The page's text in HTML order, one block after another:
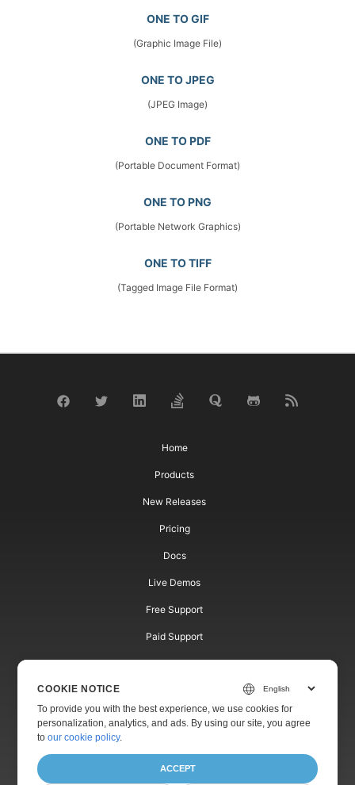
ONE TO GIF
(Graphic Image File)
ONE TO JPEG
(JPEG Image)
ONE TO PDF
(Portable Document Format)
ONE TO PNG
(Portable Network Graphics)
ONE TO TIFF
(Tagged Image File Format)
Home
Products
New Releases
Pricing
Docs
Live Demos
Free Support
Paid Support
Paid Consulting
Websites
COOKIE NOTICE
To provide you with the best experience, we use cookies for
personalization, analytics, and ads. By using our site, you agree
toour cookie policy.
ACCEPT